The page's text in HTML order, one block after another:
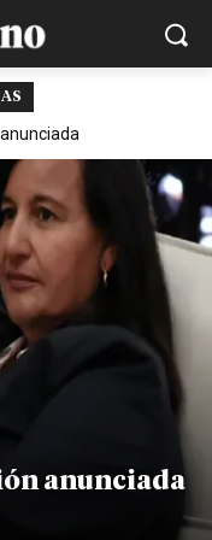
anunciada